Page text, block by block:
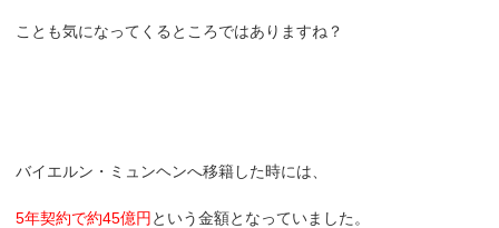
ことも気になってくるところではありますね？
バイエルン・ミュンヘンへ移籍した時には、
5年契約で約45億円という金額となっていました。